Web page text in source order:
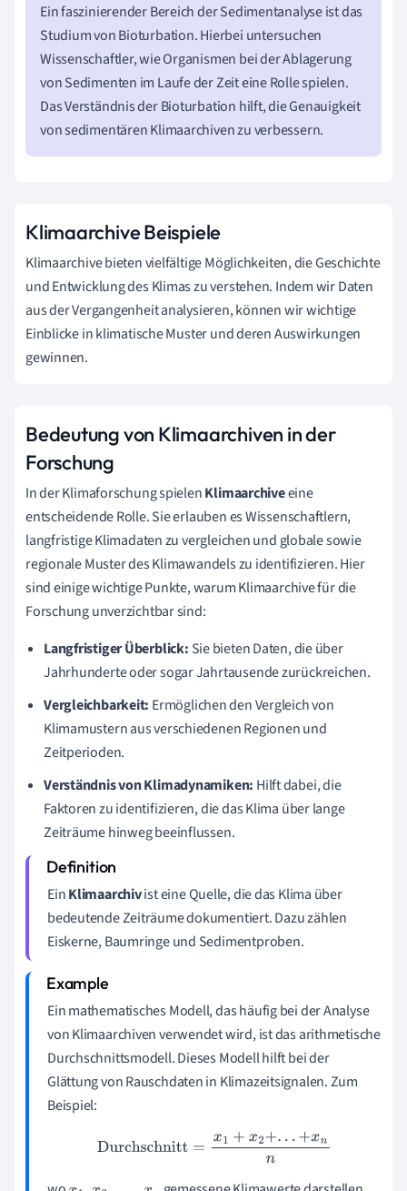
Ein faszinierender Bereich der Sedimentanalyse ist das
Studium von Bioturbation. Hierbei untersuchen
Wissenschaftler, wie Organismen bei der Ablagerung
von Sedimenten im Laufe der Zeit eine Rolle spielen.
Das Verständnis der Bioturbation hilft, die Genauigkeit
von sedimentären Klimaarchiven zu verbessern.
Klimaarchive Beispiele
Klimaarchive bieten vielfältige Möglichkeiten, die Geschichte
und Entwicklung des Klimas zu verstehen. Indem wir Daten
aus der Vergangenheit analysieren, können wir wichtige
Einblicke in klimatische Muster und deren Auswirkungen
gewinnen.
Bedeutung von Klimaarchiven in der
Forschung
In der Klimaforschung spielenKlimaarchiveeine
entscheidende Rolle. Sie erlauben es Wissenschaftlern,
langfristige Klimadaten zu vergleichen und globale sowie
regionale Muster des Klimawandels zu identifizieren. Hier
sind einige wichtige Punkte, warum Klimaarchive für die
Forschung unverzichtbar sind:
Langfristiger Überblick: Sie bieten Daten, die über
Jahrhunderte oder sogar Jahrtausende zurückreichen.
Vergleichbarkeit: Ermöglichen den Vergleich von
Klimamustern aus verschiedenen Regionen und
Zeitperioden.
Verständnis von Klimadynamiken: Hilft dabei, die
Faktoren zu identifizieren, die das Klima über lange
Zeiträume hinweg beeinflussen.
EinKlimaarchivist eine Quelle, die das Klima über
bedeutende Zeiträume dokumentiert. Dazu zählen
Eiskerne, Baumringe und Sedimentproben.
Ein mathematisches Modell, das häufig bei der Analyse
von Klimaarchiven verwendet wird, ist das arithmetische
Durchschnittsmodell. Dieses Modell hilft bei der
Glättung von Rauschdaten in Klimazeitsignalen. Zum
Beispiel:
Durchschnitt =x1+x2+...+xnn